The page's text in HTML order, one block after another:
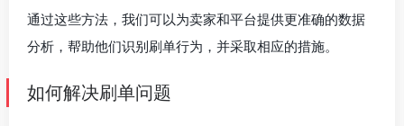
通过这些方法，我们可以为卖家和平台提供更准确的数据
分析，帮助他们识别刷单行为，并采取相应的措施。
如何解决刷单问题